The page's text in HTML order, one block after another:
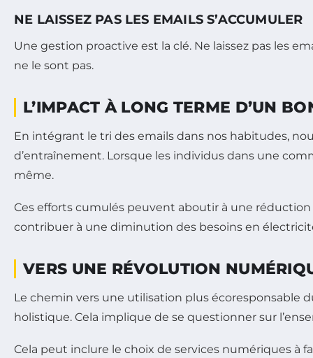
NE LAISSEZ PAS LES EMAILS S’ACCUMULER
Une gestion proactive est la clé. Ne laissez pas les
ne le sont pas.
L’IMPACT À LONG TERME D’UN
En intégrant le tri des emails dans nos habitudes,
d’entraînement. Lorsque les individus dans une
même.
Ces efforts cumulés peuvent aboutir à une
contribuer à une diminution des besoins en
VERS UNE RÉVOLUTION
Le chemin vers une utilisation plus écoresponsable
holistique. Cela implique de se questionner sur
Cela peut inclure le choix de services numériques à